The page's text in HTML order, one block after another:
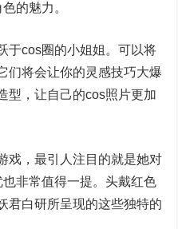
的魅力。
于cos圈的小姐姐。可以将
们将会让你的灵感技巧大爆
型，让自己的cos照片更加
戏，最引人注目的就是她对
非常值得一提。头戴红色
君白研所呈现的这些独特的